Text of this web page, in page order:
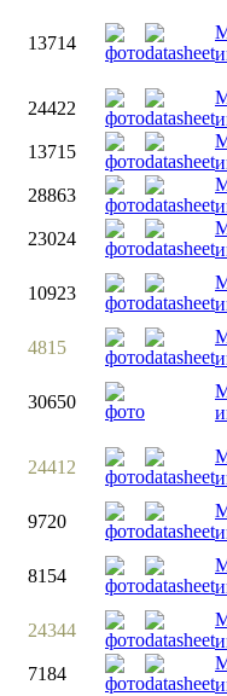
13714
24422
13715
28863
23024
10923
4815
30650
24412
9720
8154
24344
7184